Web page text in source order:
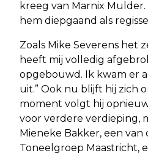
kreeg van Marnix
hem diepgaand als
Zoals Mike Severens het
heeft mij volledig
opgebouwd. Ik kwam er
uit.” Ook nu blijft hij zich
moment volgt hij
voor verdere verdieping,
Mieneke Bakker, een van
Toneelgroep Maastricht,